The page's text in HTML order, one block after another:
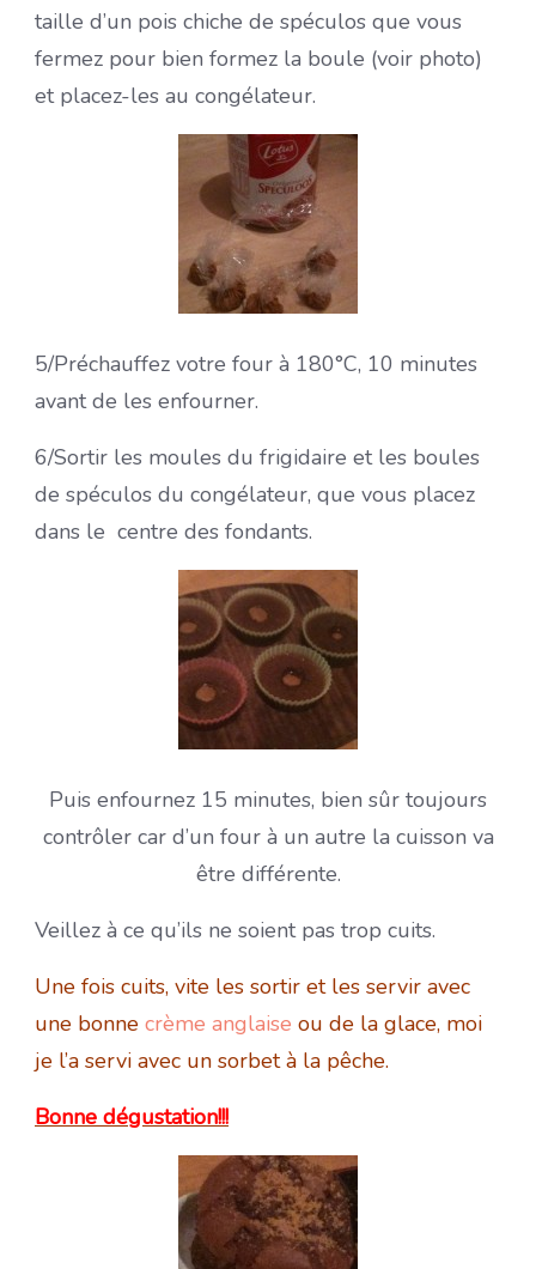
taille d’un pois chiche de spéculos que vous
fermez pour bien formez la boule (voir photo)
et placez-les au congélateur.
5/Préchauffez votre four à 180°C, 10 minutes
avant de les enfourner.
6/Sortir les moules du frigidaire et les boules
de spéculos du congélateur, que vous placez
dans le centre des fondants.
Puis enfournez 15 minutes, bien sûr toujours
contrôler car d’un four à un autre la cuisson va
être différente.
Veillez à ce qu’ils ne soient pas trop cuits.
Une fois cuits, vite les sortir et les servir avec
une bonne crème anglaise ou de la glace, moi
je l’a servi avec un sorbet à la pêche.
Bonne dégustation!!!